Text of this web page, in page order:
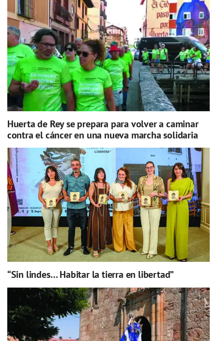
Huerta de Rey se prepara para volver a caminar
contra el cáncer en una nueva marcha solidaria
“Sin lindes… Habitar la tierra en libertad”